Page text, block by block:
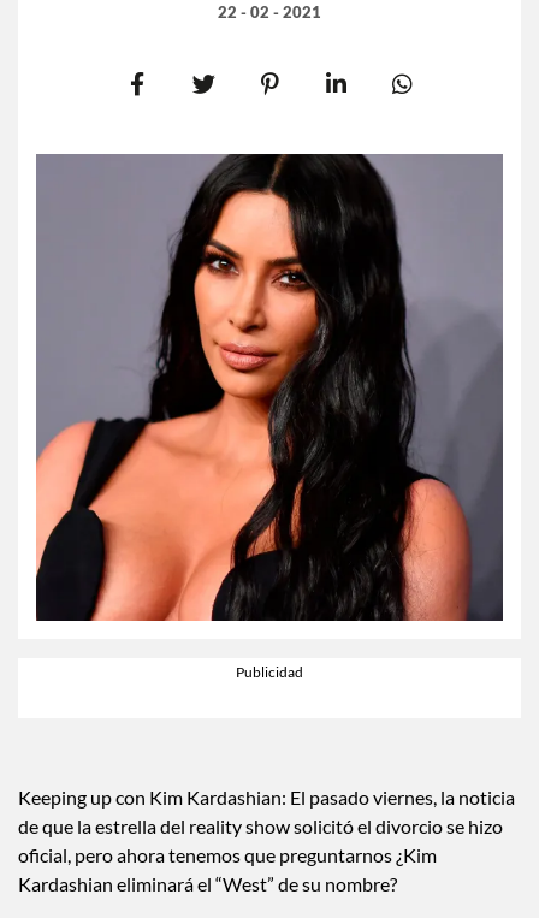
22 - 02 - 2021
Keeping up con Kim Kardashian: El pasado viernes, la noticia
de que la estrella del reality show solicitó el divorcio se hizo
oficial, pero ahora tenemos que preguntarnos ¿Kim